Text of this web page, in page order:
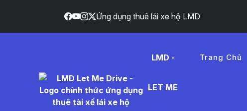
Ứng dụng thuê lái xe hộ LMD
LMD -
LET ME
Trang Chủ